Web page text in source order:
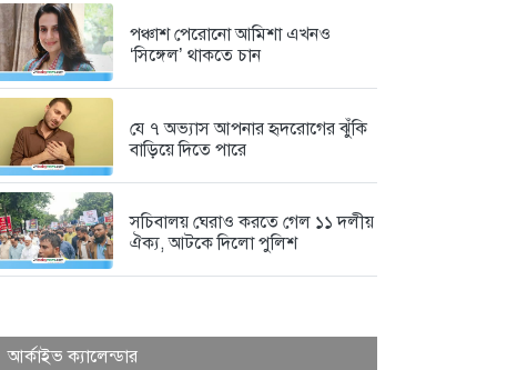
পঞ্চাশ পেরোনো আমিশা এখনও
‘সিঙ্গেল’ থাকতে চান
যে ৭ অভ্যাস আপনার হৃদরোগের ঝুঁকি
বাড়িয়ে দিতে পারে
সচিবালয় ঘেরাও করতে গেল ১১ দলীয়
ঐক্য, আটকে দিলো পুলিশ
আর্কাইভ ক্যালেন্ডার